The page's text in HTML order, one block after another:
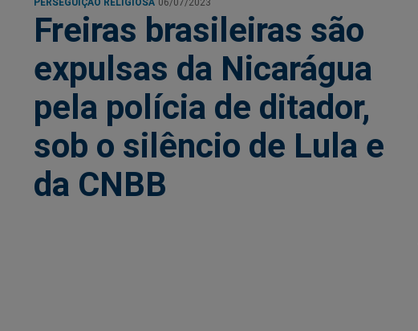
Freiras brasileiras são
expulsas da Nicarágua
pela polícia de ditador,
sob o silêncio de Lula e
da CNBB